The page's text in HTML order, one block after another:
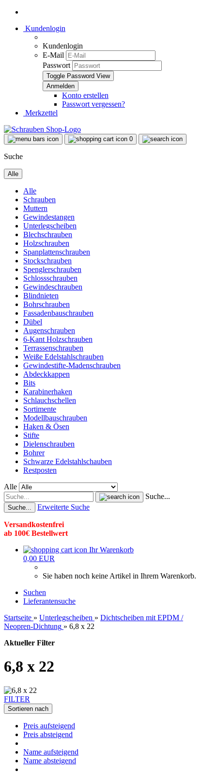
Kundenlogin
Kundenlogin
E-Mail
Passwort
Toggle Password View
Konto erstellen
Passwort vergessen?
Merkzettel
0
Suche
Alle
Alle
Schrauben
Muttern
Gewindestangen
Unterlegscheiben
Blechschrauben
Holzschrauben
Spanplattenschrauben
Stockschrauben
Spenglerschrauben
Schlossschrauben
Gewindeschrauben
Blindnieten
Bohrschrauben
Fassadenbauschrauben
Dübel
Augenschrauben
6-Kant Holzschrauben
Terrassenschrauben
Weiße Edelstahlschrauben
Gewindestifte-Madenschrauben
Abdeckkappen
Bits
Karabinerhaken
Schlauchschellen
Sortimente
Modellbauschrauben
Haken & Ösen
Stifte
Dielenschrauben
Bohrer
Schwarze Edelstahlschauben
Restposten
Alle
Suche...
Suche... Erweiterte Suche
Versandkostenfrei
ab 100€ Bestellwert
Ihr Warenkorb
0,00 EUR
Sie haben noch keine Artikel in Ihrem Warenkorb.
Suchen
Lieferantensuche
Startseite » Unterlegscheiben » Dichtscheiben mit EPDM /
Neopren-Dichtung » 6,8 x 22
Aktueller Filter
6,8 x 22
FILTER
Sortieren nach
Preis aufsteigend
Preis absteigend
Name aufsteigend
Name absteigend